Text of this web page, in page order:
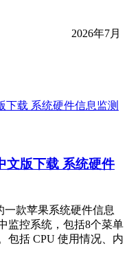
2026年7月
文版下载 系统硬件
一款苹果系统硬件信息
监控系统，包括8个菜单
包括 CPU 使用情况、内